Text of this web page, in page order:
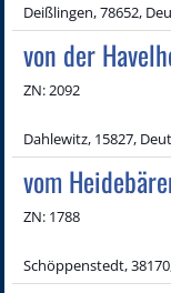
Deißlingen, 78652,
von der
ZN: 2092
Dahlewitz, 15827,
vom
ZN: 1788
Schöppenstedt,